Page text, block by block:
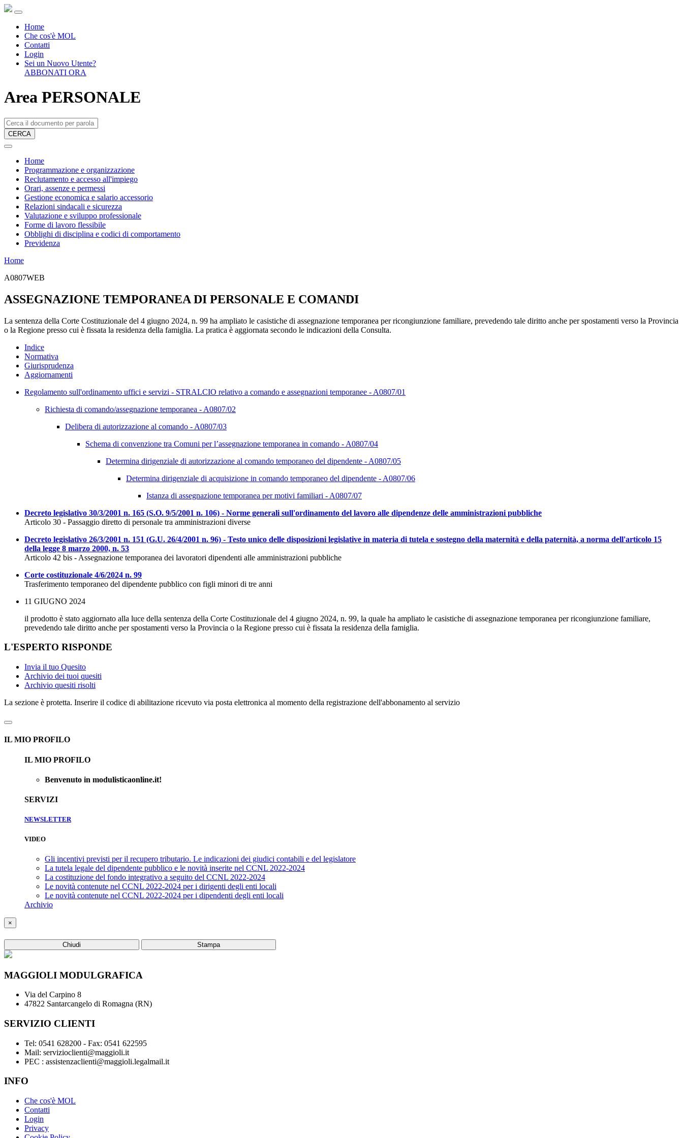
Home
Che cos'è MOL
Contatti
Login
Sei un Nuovo Utente?
ABBONATI ORA
Area PERSONALE
CERCA
Home
Programmazione e organizzazione
Reclutamento e accesso all'impiego
Orari, assenze e permessi
Gestione economica e salario accessorio
Relazioni sindacali e sicurezza
Valutazione e sviluppo professionale
Forme di lavoro flessibile
Obblighi di disciplina e codici di comportamento
Previdenza
Home
A0807WEB
ASSEGNAZIONE TEMPORANEA DI PERSONALE E COMANDI
La sentenza della Corte Costituzionale del 4 giugno 2024, n. 99 ha ampliato le casistiche di assegnazione temporanea per ricongiunzione familiare, prevedendo tale diritto anche per spostamenti verso la Provincia
o la Regione presso cui è fissata la residenza della famiglia. La pratica è aggiornata secondo le indicazioni della Consulta.
Indice
Normativa
Giurisprudenza
Aggiornamenti
Regolamento sull'ordinamento uffici e servizi - STRALCIO relativo a comando e assegnazioni temporanee - A0807/01
Richiesta di comando/assegnazione temporanea - A0807/02
Delibera di autorizzazione al comando - A0807/03
Schema di convenzione tra Comuni per l’assegnazione temporanea in comando - A0807/04
Determina dirigenziale di autorizzazione al comando temporaneo del dipendente - A0807/05
Determina dirigenziale di acquisizione in comando temporaneo del dipendente - A0807/06
Istanza di assegnazione temporanea per motivi familiari - A0807/07
Decreto legislativo 30/3/2001 n. 165 (S.O. 9/5/2001 n. 106) - Norme generali sull'ordinamento del lavoro alle dipendenze delle amministrazioni pubbliche
Articolo 30 - Passaggio diretto di personale tra amministrazioni diverse
Decreto legislativo 26/3/2001 n. 151 (G.U. 26/4/2001 n. 96) - Testo unico delle disposizioni legislative in materia di tutela e sostegno della maternità e della paternità, a norma dell'articolo 15
della legge 8 marzo 2000, n. 53
Articolo 42 bis - Assegnazione temporanea dei lavoratori dipendenti alle amministrazioni pubbliche
Corte costituzionale 4/6/2024 n. 99
Trasferimento temporaneo del dipendente pubblico con figli minori di tre anni
11 GIUGNO 2024
il prodotto è stato aggiornato alla luce della sentenza della Corte Costituzionale del 4 giugno 2024, n. 99, la quale ha ampliato le casistiche di assegnazione temporanea per ricongiunzione familiare,
prevedendo tale diritto anche per spostamenti verso la Provincia o la Regione presso cui è fissata la residenza della famiglia.
L'ESPERTO RISPONDE
Invia il tuo Quesito
Archivio dei tuoi quesiti
Archivio quesiti risolti
La sezione è protetta. Inserire il codice di abilitazione ricevuto via posta elettronica al momento della registrazione dell'abbonamento al servizio
IL MIO PROFILO
IL MIO PROFILO
Benvenuto in modulisticaonline.it!
SERVIZI
NEWSLETTER
VIDEO
Gli incentivi previsti per il recupero tributario. Le indicazioni dei giudici contabili e del legislatore
La tutela legale del dipendente pubblico e le novità inserite nel CCNL 2022-2024
La costituzione del fondo integrativo a seguito del CCNL 2022-2024
Le novità contenute nel CCNL 2022-2024 per i dirigenti degli enti locali
Le novità contenute nel CCNL 2022-2024 per i dipendenti degli enti locali
Archivio
×
Chiudi Stampa
MAGGIOLI MODULGRAFICA
Via del Carpino 8
47822 Santarcangelo di Romagna (RN)
SERVIZIO CLIENTI
Tel: 0541 628200 - Fax: 0541 622595
Mail: servizioclienti@maggioli.it
PEC : assistenzaclienti@maggioli.legalmail.it
INFO
Che cos'è MOL
Contatti
Login
Privacy